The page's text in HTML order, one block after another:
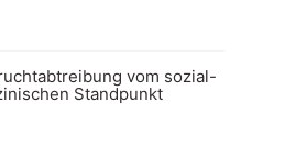
vom sozial-
Standpunkt